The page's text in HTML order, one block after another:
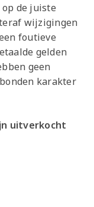
de juiste
wijzigingen
foutieve
gelden
geen
karakter
uitverkocht